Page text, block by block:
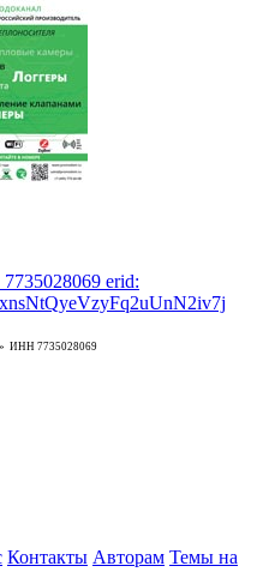
ИНН 7735028069
Контакты Авторам Темы на